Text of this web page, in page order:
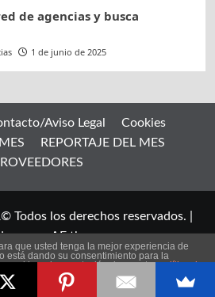
de agencias y busca
1 de junio de 2025
Aviso Legal
Cookies
REPORTAJE DEL MES
Todos los derechos reservados.
por AF themes.
que usted tenga la mejor experiencia de
está dando su consentimiento para la
cookies y la aceptación de nuestrapolítica de
información.
plugin cookies